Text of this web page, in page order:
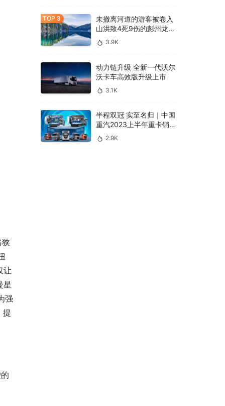
狭
让
星
强
提
未撤离河道的游客被卷入
山洪致4死9伤的彭州龙漕
沟：系“野生”网红打卡地
3.9K
动力链升级 全新一代沃尔
沃卡车高效版升级上市
3.1K
半程双冠 实至名归｜中国
重汽2023上半年重卡销
量、市占率稳居行业第一
2.9K